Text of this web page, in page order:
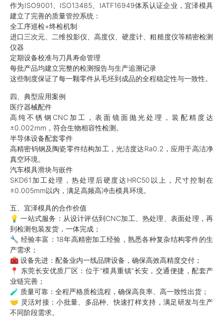
作为ISO9001、ISO13485、IATF16949体系认证企业，宜泽模具
建立了完善的质量管控系统：
全工序巡检+终检机制
进口三次元、二维投影仪、高度仪、硬度计、粗糙度仪等精密检测
仪器
定期设备校准与刀具寿命管理
每批产品均建立完整的检测报告与生产追溯记录
这些制度保证了每一颗零件从毛坯到成品的全程稳定性与一致性。
四、典型应用案例
医疗器械配件
高纯不锈钢CNC加工，表面镜面抛光处理，装配精度达
±0.002mm，符合生物相容性检测。
半导体设备配套零件
高精密钨钢及陶瓷零件结构加工，光洁度达Ra0.2，应用于高洁净
真空环境。
汽车模具滑块与嵌件
SKD61加工处理，热处理后硬度达HRC50以上，尺寸控制在
±0.005mm以内，满足高频高冲击模具环境。
五、宜泽模具的合作价值
💡 一站式服务：从设计评估到CNC加工、热处理、表面处理，再
到检测包装发货，一体完成；
🔧 经验丰富：18年高精密加工经验，熟悉各种复杂结构零件的生
产需求；
🧰 设备先进：配备业内一线品牌设备，确保高效高精度交付；
📍 东莞长安优质厂区：位于“模具重镇”长安，交通便捷，配套产
业链完善；
🧪 质量可靠：全程严格质检流程，确保高良率、高一致性出货；
🤝 灵活对接：小批量、多品种、快速打样支持，满足研发与生产
不同阶段需求。